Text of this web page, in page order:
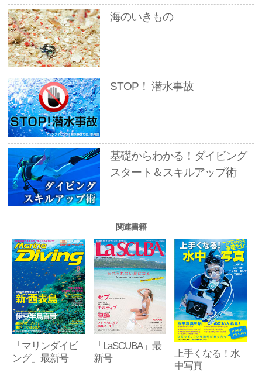
海のいきもの
STOP！ 潜水事故
基礎からわかる！ダイビング
スタート＆スキルアップ術
関連書籍
「マリンダイビ
ング」最新号
「LaSCUBA」最
新号
上手くなる！水
中写真